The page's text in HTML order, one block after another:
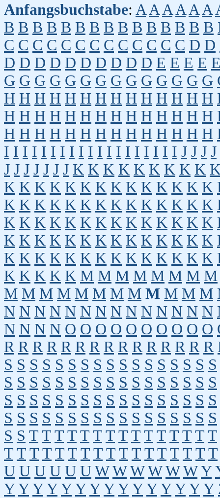
Anfangsbuchstabe: A A A A A A
B B B B B B B B B B B B B B B
C C C C C C C C C C C C C D D
D D D D D D D D D D E E E E
G G G G G G G G G G G G G G
H H H H H H H H H H H H H H
H H H H H H H H H H H H H H
H H H H H H H H H H H H H H
I I I I I I I I I I I I I I I I I I I J J J J
J J J J J J J K K K K K K K K K
K K K K K K K K K K K K K K
K K K K K K K K K K K K K K
K K K K K K K K K K K K K K
K K K K K K K K K K K K K K
K K K K K K K K K K K K K K
K K K K K M M M M M M M M
M M M M M M M M M M M M
N N N N N N N N N N N N N N
N N N N O O O O O O O O O O
R R R R R R R R R R R R R R R
S S S S S S S S S S S S S S S S S
S S S S S S S S S S S S S S S S S
S S S S S S S S S S S S S S S S S
S S S S S S S S S S S S S S S S S
S S T T T T T T T T T T T T T T T
T T T T T T T T T T T T T T T T T
U U U U U U W W W W W W Y
Y Y Y Y Y Y Y Y Y Y Y Y Y Y Y